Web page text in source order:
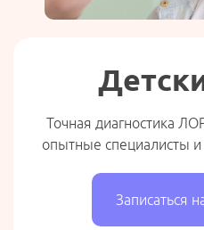
Точная диагностика
опытные специалисты
Записаться